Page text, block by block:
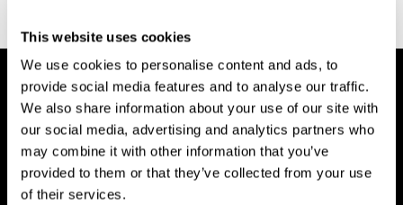
This website uses cookies
We use cookies to personalise content and ads, to
provide social media features and to analyse our traffic.
We also share information about your use of our site with
our social media, advertising and analytics partners who
may combine it with other information that you’ve
provided to them or that they’ve collected from your use
of their services.